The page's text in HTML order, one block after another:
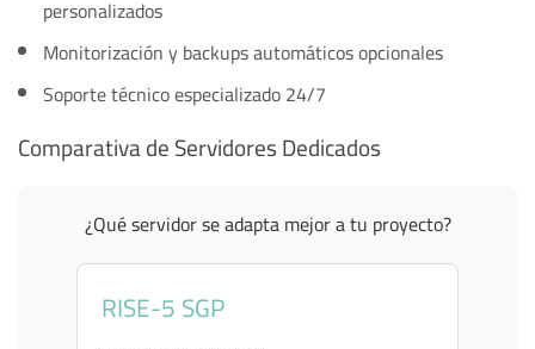
personalizados
Monitorización y backups automáticos opcionales
Soporte técnico especializado 24/7
Comparativa de Servidores Dedicados
¿Qué servidor se adapta mejor a tu proyecto?
RISE-5 SGP